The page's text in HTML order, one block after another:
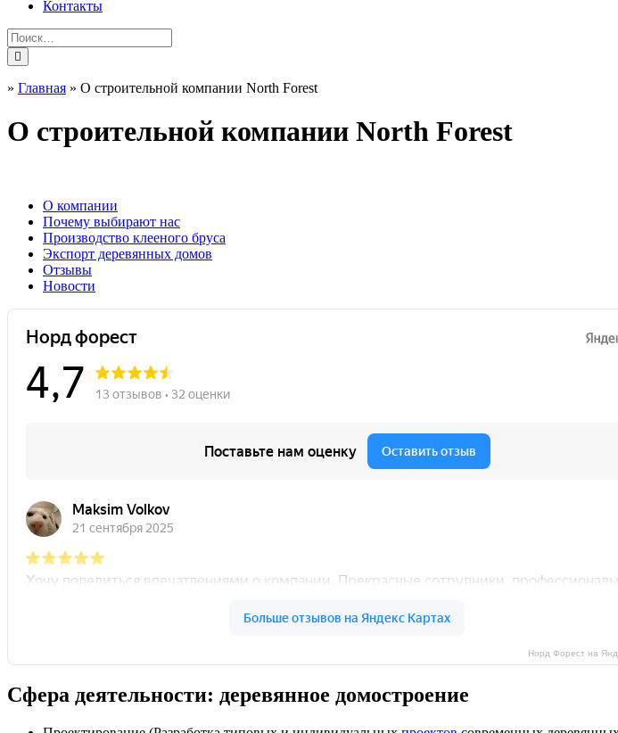
Контакты
» Главная » О строительной компании North Forest
О строительной компании North Forest
О компании
Почему выбирают нас
Производство клееного бруса
Экспорт деревянных домов
Отзывы
Новости
Норд Форест на
Сфера деятельности: деревянное домостроение